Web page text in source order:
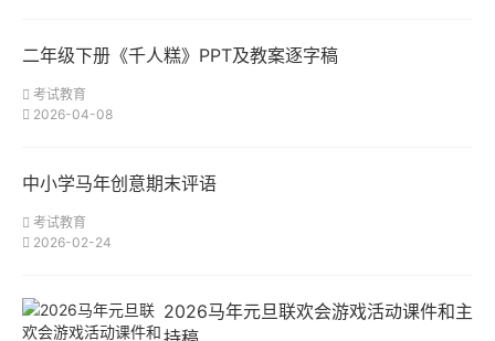
二年级下册《千人糕》PPT及教案逐字稿
考试教育
2026-04-08
中小学马年创意期末评语
考试教育
2026-02-24
2026马年元旦联欢会游戏活动课件和主